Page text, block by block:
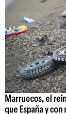
Marruecos, el
que España y